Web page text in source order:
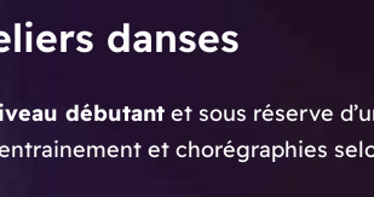
danses
débutantet sous réserve
et chorégraphies